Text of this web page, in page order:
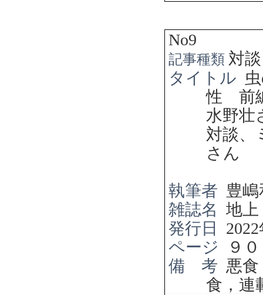
No9
記事種類 対談
タイトル
性
水野壮
対談、
さん
執筆者 豊
雑誌名 地上
発行日
2022
ページ
９
備 考 悪
食，連